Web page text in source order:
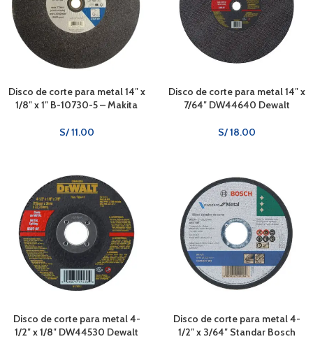
Disco de corte para metal 14″ x
1/8″ x 1″ B-10730-5 – Makita
S/11.00
Disco de corte para metal 14″ x
7/64″ DW44640 Dewalt
S/18.00
Disco de corte para metal 4-
1/2″ x 1/8″ DW44530 Dewalt
Disco de corte para metal 4-
1/2″ x 3/64″ Standar Bosch